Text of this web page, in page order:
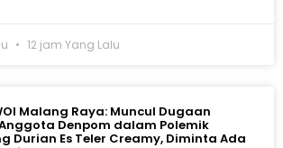
12 jam Yang Lalu
Malang Raya: Muncul Dugaan
Denpom dalam Polemik
Durian Es Teler Creamy, Diminta Ada